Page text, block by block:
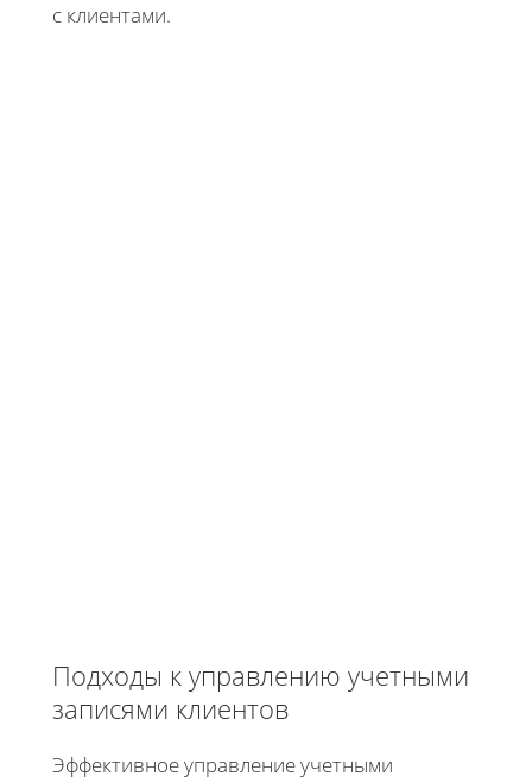
с клиентами.
Подходы к управлению учетными
записями клиентов
Эффективное управление учетными